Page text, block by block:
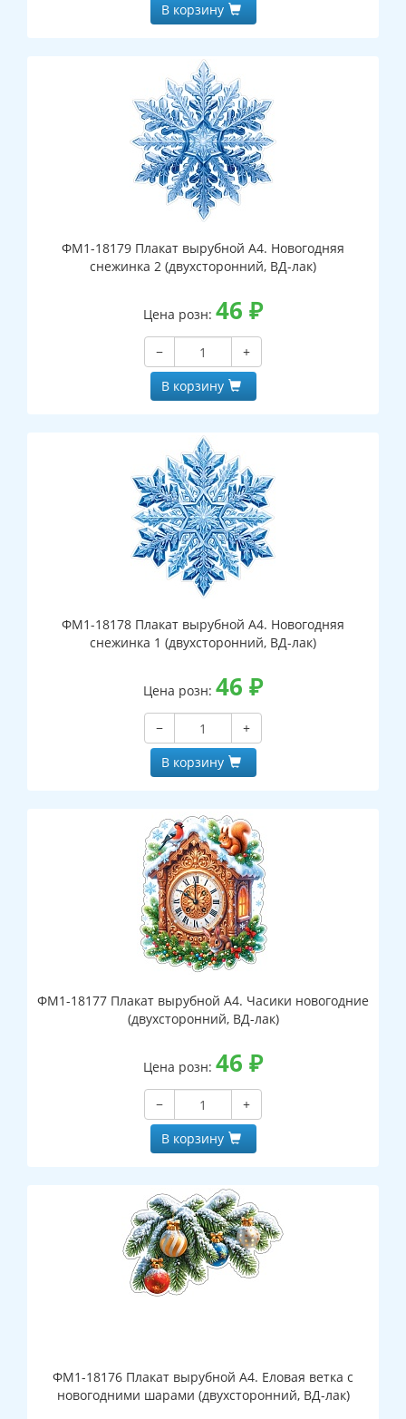
В корзину
ФМ1-18179 Плакат вырубной А4. Новогодняя
снежинка 2 (двухсторонний, ВД-лак)
Цена розн: 46 ₽
−
+
В корзину
ФМ1-18178 Плакат вырубной А4. Новогодняя
снежинка 1 (двухсторонний, ВД-лак)
Цена розн: 46 ₽
−
+
В корзину
ФМ1-18177 Плакат вырубной А4. Часики новогодние
(двухсторонний, ВД-лак)
Цена розн: 46 ₽
−
+
В корзину
ФМ1-18176 Плакат вырубной А4. Еловая ветка с
новогодними шарами (двухсторонний, ВД-лак)